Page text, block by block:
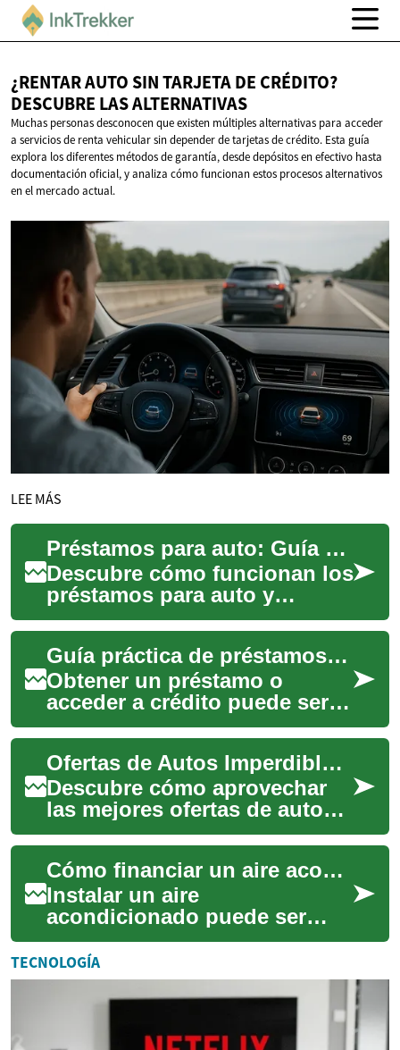
¿RENTAR AUTO SIN TARJETA DE CRÉDITO?
DESCUBRE LAS ALTERNATIVAS
Muchas personas desconocen que existen múltiples alternativas para acceder
a servicios de renta vehicular sin depender de tarjetas de crédito. Esta guía
explora los diferentes métodos de garantía, desde depósitos en efectivo hasta
documentación oficial, y analiza cómo funcionan estos procesos alternativos
en el mercado actual.
LEE MÁS
Préstamos para auto: Guía práctica para financiar tu coche
Descubre cómo funcionan los
préstamos para auto y
aprende a elegir la opción de
financiamiento que más
conviene. Esta...
Guía práctica de préstamos y créditos para estudiantes
Obtener un préstamo o
acceder a crédito puede ser
un paso decisivo para
alcanzar metas como pagar la
universidad, ini...
Ofertas de Autos Imperdibles: Guía para Compradores
Descubre cómo aprovechar
las mejores ofertas de autos
en el mercado: desde
descuentos directos y
financiamiento a tas...
Cómo financiar un aire acondicionado: opciones y planes
Instalar un aire
acondicionado puede ser
costoso, pero hay
alternativas de financiamiento
que hacen la compra más
TECNOLOGÍA